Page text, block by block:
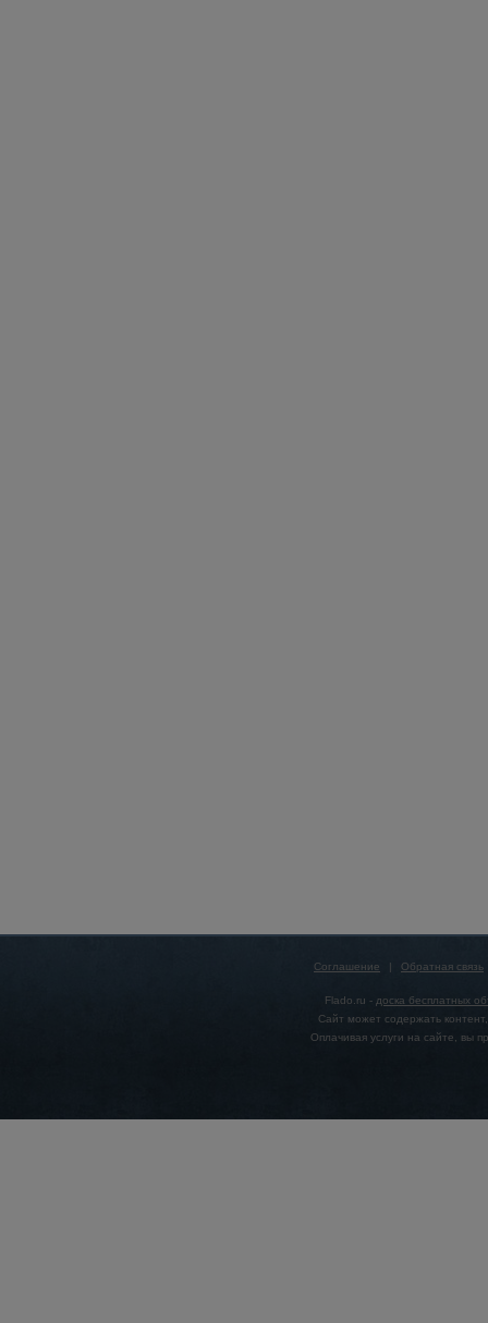
Соглашение | Обратная связь
Flado.ru - доска бесплатных
Сайт может содержать
Оплачивая услуги на сайте, вы